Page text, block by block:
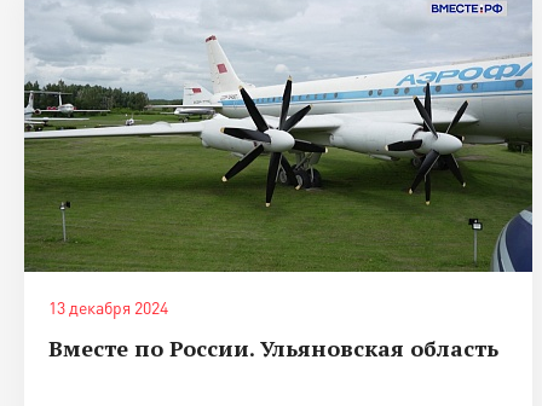
13 декабря 2024
Вместе по России. Ульяновская область